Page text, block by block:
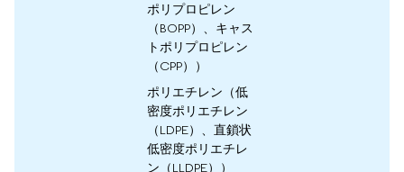
ポリプロピレン
（BOPP）、キャス
トポリプロピレン
（CPP））
ポリエチレン（低
密度ポリエチレン
（LDPE）、直鎖状
低密度ポリエチレ
ン（LLDPE））